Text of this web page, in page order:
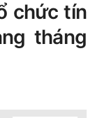
chức tín
tháng